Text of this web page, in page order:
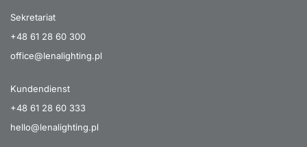
Sekretariat
+48 61 28 60 300
office@lenalighting.pl
Kundendienst
+48 61 28 60 333
hello@lenalighting.pl